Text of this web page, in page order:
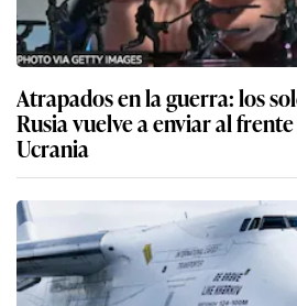
Atrapados en la guerra: los
Rusia vuelve a enviar al
Ucrania